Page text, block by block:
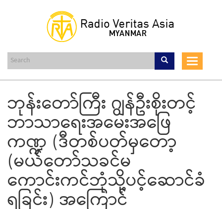
content
Toggle
ဘုန်းတော်ကြီး ဂျွန်ဦးစိုးတင့်
ဘာသာရေးအမေးအဖြေ
ကဏ္ဍ (ဒီတစ်ပတ်မှတော့
(မယ်တော်သခင်မ
ကောင်းကင်ဘုံသို့ပင့်ဆောင်ခံ
ရခြင်း) အကြောင်